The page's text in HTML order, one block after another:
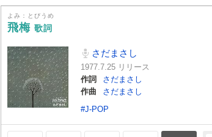
よみ：とびうめ
飛梅 歌詞
さだまさし
1977.7.25 リリース
作詞
さだまさし
作曲
さだまさし
#J-POP